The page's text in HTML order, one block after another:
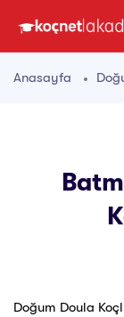
Anasayfa
Doğum Doula